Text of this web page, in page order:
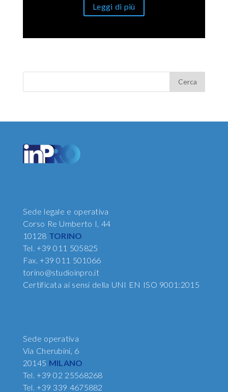
Leggi di più
Sede legale e operativa
Corso Re Umberto I, 44
10128 TORINO
Tel.+39 011 505825
Fax.+39 011 501066
torino@studioinpro.it
Certificata ai sensi della UNI EN ISO 9001:2015
Sede operativa
Via Cherubini, 6
20145 MILANO
Tel.+39 02 25568268
Tel.+39 339 4675882